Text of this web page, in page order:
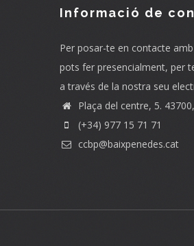
Informació de
Per posar-te en contacte
pots fer presencialment, per
a través de la nostra seu
Plaça del centre, 5.
(+34) 977 15 71 71
ccbp@baixpenedes.cat